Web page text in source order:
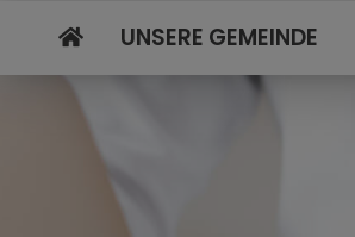
UNSERE GEMEINDE